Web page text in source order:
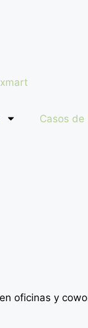
Casos de
oficinas y